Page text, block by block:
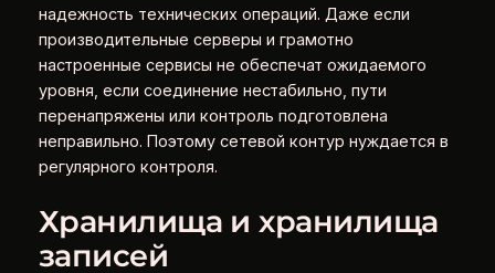
надежность технических операций. Даже если
производительные серверы и грамотно
настроенные сервисы не обеспечат ожидаемого
уровня, если соединение нестабильно, пути
перенапряжены или контроль подготовлена
неправильно. Поэтому сетевой контур нуждается в
регулярного контроля.
Хранилища и хранилища
записей